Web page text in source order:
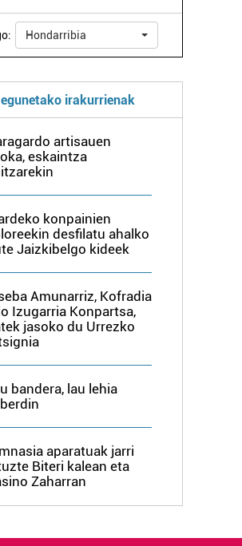
Hondarribia
irakurrienak
artisauen
eskaintza
konpainien
desfilatu ahalko
Jaizkibelgo kideek
Amunarriz, Kofradia
Izugarria Konpartsa,
jasoko du Urrezko
bandera, lau lehia
aparatuak jarri
Biteri kalean eta
Zaharran